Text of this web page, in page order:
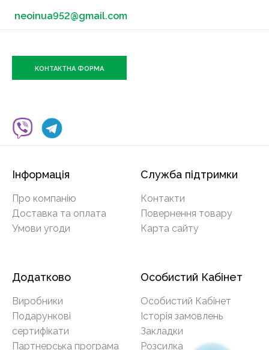
neoinua952@gmail.com
КОНТАКТНА ФОРМА
Інформація
Про компанію
Доставка та оплата
Умови угоди
Служба підтримки
Контакти
Повернення товару
Карта сайту
Додатково
Виробники
Подарункові
сертифікати
Партнерська програма
Особистий Кабінет
Особистий Кабінет
Історія замовлень
Закладки
Розсилка